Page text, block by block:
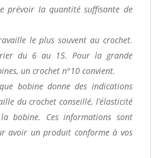
prévoir la quantité suffisante de
le plus souvent au crochet.
du 6 au 15. Pour la grande
un crochet n°10 convient.
bobine donne des indications
du crochet conseillé, l’élasticité
bobine. Ces informations sont
avoir un produit conforme à vos